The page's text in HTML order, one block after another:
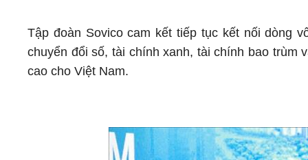
Tập đoàn Sovico cam kết tiếp tục kết nối dòng
chuyển đổi số, tài chính xanh, tài chính bao trùm
cao cho Việt Nam.